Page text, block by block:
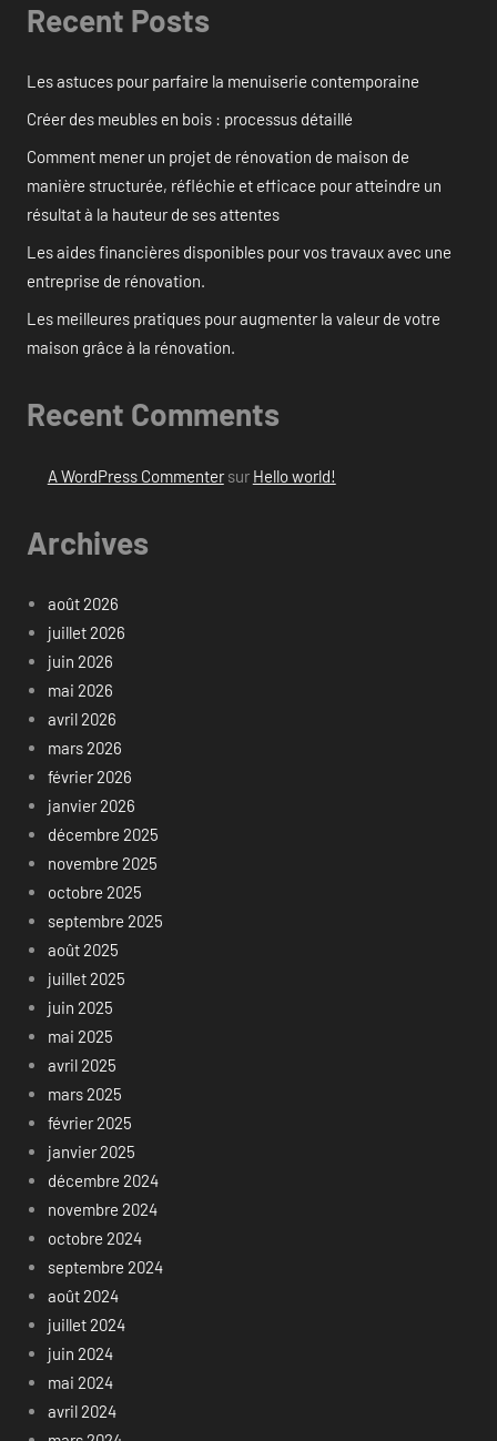
Recent Posts
Les astuces pour parfaire la menuiserie contemporaine
Créer des meubles en bois : processus détaillé
Comment mener un projet de rénovation de maison de
manière structurée, réfléchie et efficace pour atteindre un
résultat à la hauteur de ses attentes
Les aides financières disponibles pour vos travaux avec une
entreprise de rénovation.
Les meilleures pratiques pour augmenter la valeur de votre
maison grâce à la rénovation.
Recent Comments
A WordPress Commentersur Hello world!
Archives
août 2026
juillet 2026
juin 2026
mai 2026
avril 2026
mars 2026
février 2026
janvier 2026
décembre 2025
novembre 2025
octobre 2025
septembre 2025
août 2025
juillet 2025
juin 2025
mai 2025
avril 2025
mars 2025
février 2025
janvier 2025
décembre 2024
novembre 2024
octobre 2024
septembre 2024
août 2024
juillet 2024
juin 2024
mai 2024
avril 2024